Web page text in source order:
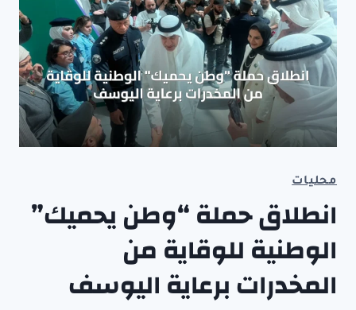
محليات
انطلاق حملة “وطن يحميك”
الوطنية للوقاية من
المخدرات برعاية اليوسف